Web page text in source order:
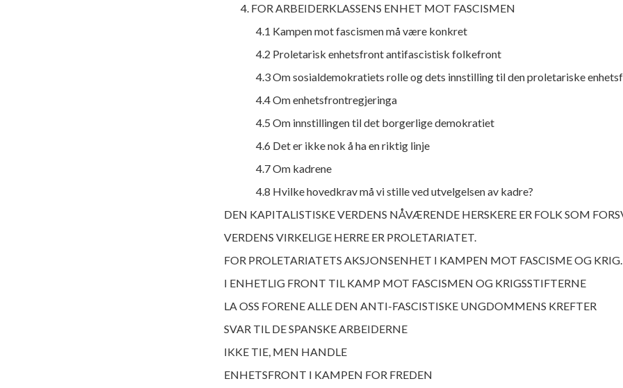
4. FOR ARBEIDERKLASSENS ENHET MOT FASCISMEN
4.1 Kampen mot fascismen må være konkret
4.2 Proletarisk enhetsfront antifascistisk folkefront
4.3 Om sosialdemokratiets rolle og dets innstilling til den proletariske
4.4 Om enhetsfrontregjeringa
4.5 Om innstillingen til det borgerlige demokratiet
4.6 Det er ikke nok å ha en riktig linje
4.7 Om kadrene
4.8 Hvilke hovedkrav må vi stille ved utvelgelsen av kadre?
DEN KAPITALISTISKE VERDENS NÅVÆRENDE HERSKERE ER FOLK SOM
VERDENS VIRKELIGE HERRE ER PROLETARIATET.
FOR PROLETARIATETS AKSJONSENHET I KAMPEN MOT FASCISME OG KRIG.
I ENHETLIG FRONT TIL KAMP MOT FASCISMEN OG KRIGSSTIFTERNE
LA OSS FORENE ALLE DEN ANTI-FASCISTISKE UNGDOMMENS KREFTER
SVAR TIL DE SPANSKE ARBEIDERNE
IKKE TIE, MEN HANDLE
ENHETSFRONT I KAMPEN FOR FREDEN